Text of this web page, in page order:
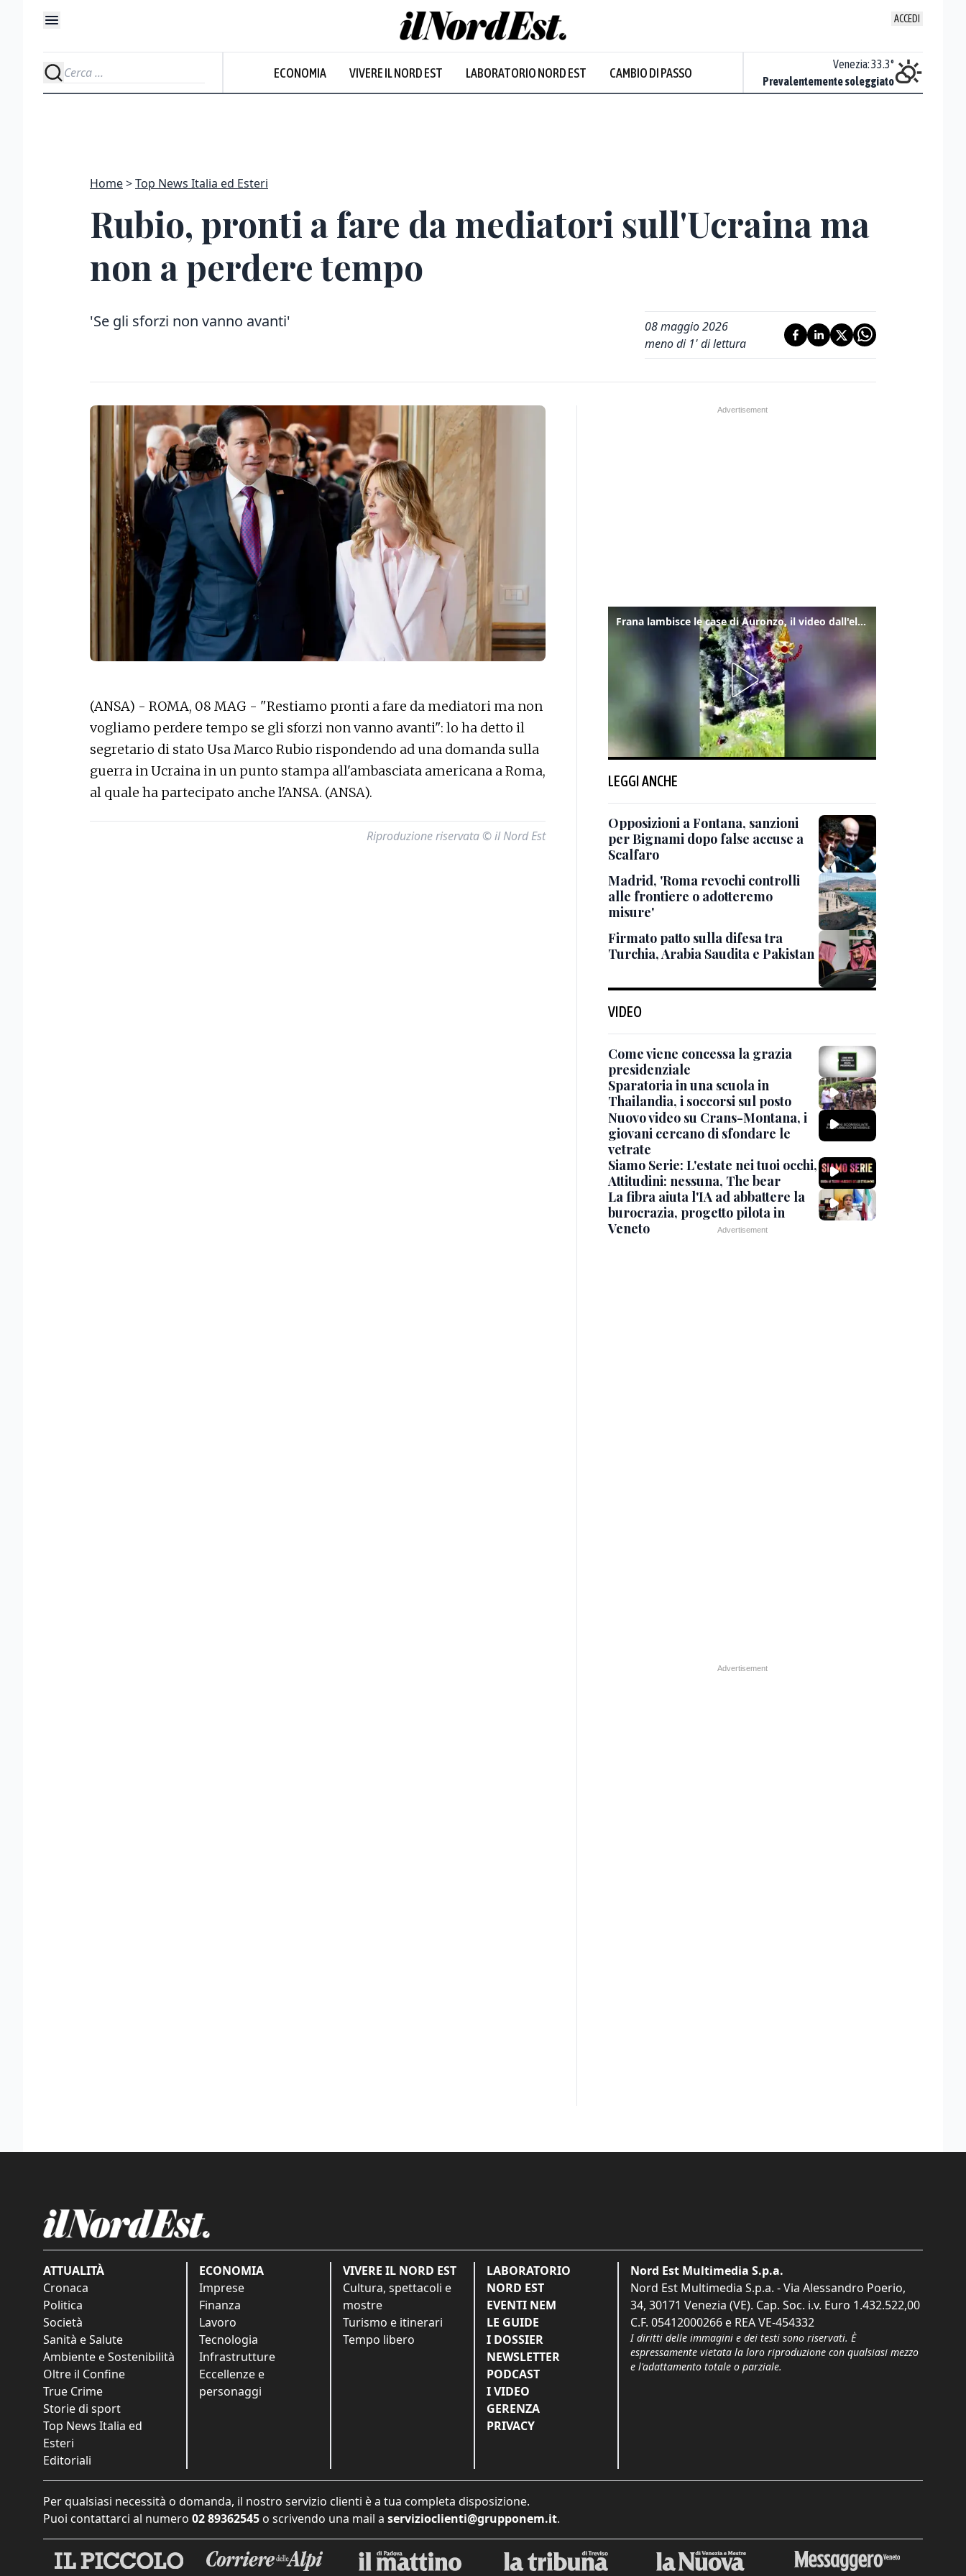
ACCEDI
ECONOMIA VIVERE IL NORD EST LABORATORIO NORD EST CAMBIO DI PASSO
Nuvoloso
Venezia:33.3°
Prevalentemente soleggiato
Home Top News Italia ed Esteri
Rubio, pronti a fare da mediatori sull'Ucraina ma
non a perdere tempo
'Se gli sforzi non vanno avanti'
08 maggio 2026
meno di 1' di lettura
(ANSA) - ROMA, 08 MAG - "Restiamo pronti a fare da mediatori ma non
vogliamo perdere tempo se gli sforzi non vanno avanti": lo ha detto il
segretario di stato Usa Marco Rubio rispondendo ad una domanda sulla
guerra in Ucraina in un punto stampa all'ambasciata americana a Roma,
al quale ha partecipato anche l'ANSA. (ANSA).
Riproduzione riservata © il Nord Est
Frana lambisce le case di Auronzo, il video dall'elicottero dei vigili del fuoco
LEGGI ANCHE
Opposizioni a Fontana, sanzioni
per Bignami dopo false accuse a
Scalfaro
Madrid, 'Roma revochi controlli
alle frontiere o adotteremo
misure'
Firmato patto sulla difesa tra
Turchia, Arabia Saudita e Pakistan
VIDEO
Come viene concessa la grazia
presidenziale
Sparatoria in una scuola in
Thailandia, i soccorsi sul posto
Nuovo video su Crans-Montana, i
giovani cercano di sfondare le
vetrate
Siamo Serie: L'estate nei tuoi occhi,
Attitudini: nessuna, The bear
La fibra aiuta l'IA ad abbattere la
burocrazia, progetto pilota in
Veneto
ATTUALITÀ
Cronaca
Politica
Società
Sanità e Salute
Ambiente e Sostenibilità
Oltre il Confine
True Crime
Storie di sport
Top News Italia ed
Esteri
Editoriali
ECONOMIA
Imprese
Finanza
Lavoro
Tecnologia
Infrastrutture
Eccellenze e
personaggi
VIVERE IL NORD EST
Cultura, spettacoli e
mostre
Turismo e itinerari
Tempo libero
LABORATORIO
NORD EST
EVENTI NEM
LE GUIDE
I DOSSIER
NEWSLETTER
PODCAST
I VIDEO
GERENZA
PRIVACY
Nord Est Multimedia S.p.a.
Nord Est Multimedia S.p.a. - Via Alessandro Poerio,
34, 30171 Venezia (VE). Cap. Soc. i.v. Euro 1.432.522,00
C.F. 05412000266 e REA VE-454332
I diritti delle immagini e dei testi sono riservati. È
espressamente vietata la loro riproduzione con qualsiasi mezzo
e l'adattamento totale o parziale.
Per qualsiasi necessità o domanda, il nostro servizio clienti è a tua completa disposizione.
Puoi contattarci al numero 02 89362545 o scrivendo una mail a servizioclienti@grupponem.it.